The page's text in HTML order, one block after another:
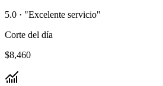
5.0 · "Excelente servicio"
Corte del día
$8,460